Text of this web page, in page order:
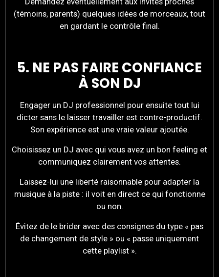
(témoins, parents) quelques idées de morceaux, tout
en gardant le contrôle final.
5. NE PAS FAIRE CONFIANCE
À SON DJ
Engager un DJ professionnel pour ensuite tout lui
dicter sans le laisser travailler est contre-productif.
Son expérience est une vraie valeur ajoutée.
Choisissez un DJ avec qui vous avez un bon feeling et
communiquez clairement vos attentes.
Laissez-lui une liberté raisonnable pour adapter la
musique à la piste : il voit en direct ce qui fonctionne
ou non.
Évitez de le brider avec des consignes du type « pas
de changement de style » ou « passe uniquement
cette playlist ».